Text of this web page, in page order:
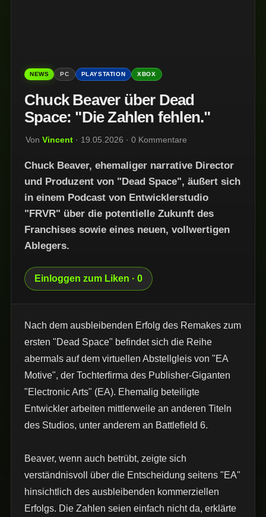
NEWS PC PLAYSTATION XBOX
Chuck Beaver über Dead
Space: "Die Zahlen fehlen."
Von Vincent · 19.05.2026 · 0 Kommentare
Chuck Beaver, ehemaliger narrative Director
und Produzent von "Dead Space", äußert sich
in einem Podcast von Entwicklerstudio
"FRVR" über die potentielle Zukunft des
Franchises sowie eines neuen, vollwertigen
Ablegers.
Einloggen zum Liken · 0
Nach dem ausbleibenden Erfolg des Remakes zum
ersten "Dead Space" befindet sich die Reihe
abermals auf dem virtuellen Abstellgleis von "EA
Motive", der Tochterfirma des Publisher-Giganten
"Electronic Arts" (EA). Ehemalig beteiligte
Entwickler arbeiten mittlerweile an anderen Titeln
des Studios, unter anderem an Battlefield 6.
Beaver, wenn auch betrübt, zeigte sich
verständnisvoll über die Entscheidung seitens "EA"
hinsichtlich des ausbleibenden kommerziellen
Erfolgs. Die Zahlen seien einfach nicht da, erklärte